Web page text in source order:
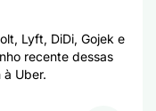
Lyft, DiDi, Gojek e
recente dessas
Uber.